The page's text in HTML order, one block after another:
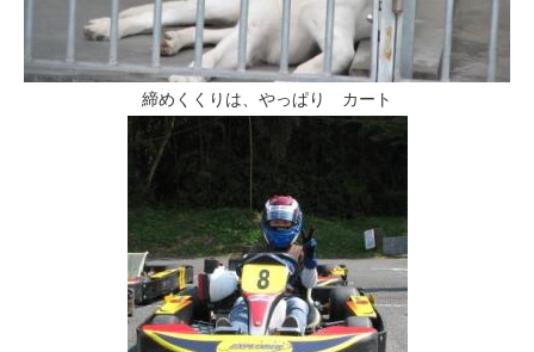
締めくくりは、やっぱり カート